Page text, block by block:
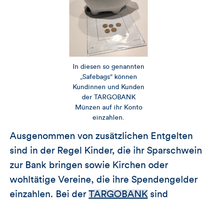
In diesen so genannten
„Safebags“ können
Kundinnen und Kunden
der TARGOBANK
Münzen auf ihr Konto
einzahlen.
Ausgenommen von zusätzlichen Entgelten
sind in der Regel Kinder, die ihr Sparschwein
zur Bank bringen sowie Kirchen oder
wohltätige Vereine, die ihre Spendengelder
einzahlen. Bei der TARGOBANK sind